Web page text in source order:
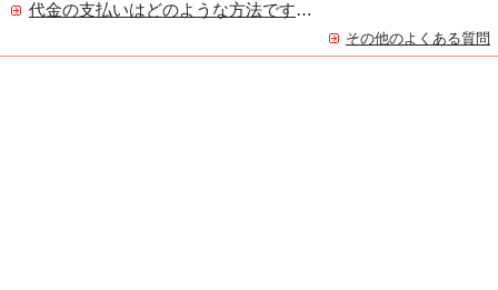
代金の支払いはどのような方法ですか？
その他のよくある質問